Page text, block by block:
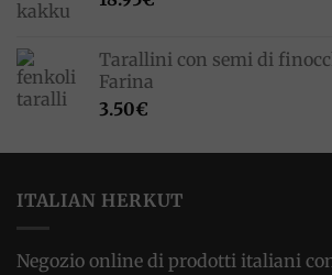
Tarallini con semi di
Farina
3.50€
ITALIAN HERKUT
Negozio online di prodotti italiani